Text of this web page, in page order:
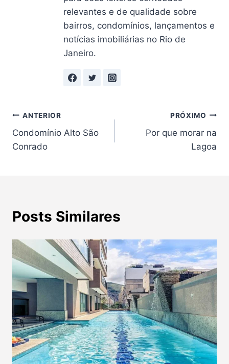
relevantes e de qualidade sobre
bairros, condomínios, lançamentos e
notícias imobiliárias no Rio de
Janeiro.
Navegação
de
ANTERIOR
Condomínio Alto São
Conrado
PRÓXIMO
Por que morar na
Lagoa
Posts Similares